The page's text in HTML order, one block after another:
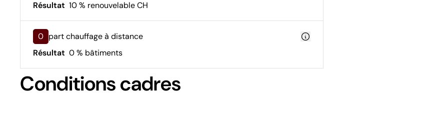
Résultat 10 % renouvelable CH
0 part chauffage à distance
Résultat 0 % bâtiments
Conditions cadres